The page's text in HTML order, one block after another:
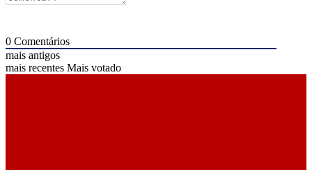
0 Comentários
mais antigos
mais recentes Mais votado